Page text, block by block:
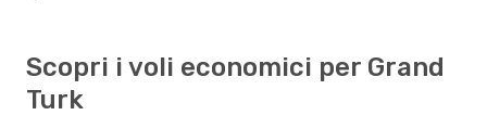
Scopri i voli economici per Grand
Turk